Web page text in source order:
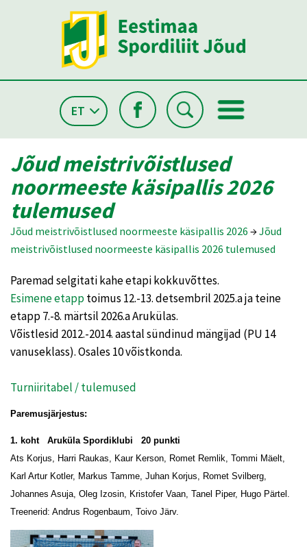
ET
Jõud meistrivõistlused
noormeeste käsipallis 2026
tulemused
Jõud meistrivõistlused noormeeste käsipallis 2026 →Jõud
meistrivõistlused noormeeste käsipallis 2026 tulemused
Paremad selgitati kahe etapi kokkuvõttes.
Esimene etapptoimus 12.-13. detsembril 2025.a ja teine
etapp 7.-8. märtsil 2026.a Arukülas.
Võistlesid 2012.-2014. aastal sündinud mängijad (PU 14
vanuseklass). Osales 10 võistkonda.
Turniiritabel / tulemused
Paremusjärjestus:
1. koht Aruküla Spordiklubi 20 punkti
Ats Korjus, Harri Raukas, Kaur Kerson, Romet Remlik, Tommi Mäelt,
Karl Artur Kotler, Markus Tamme, Juhan Korjus, Romet Svilberg,
Johannes Asuja, Oleg Izosin, Kristofer Vaan, Tanel Piper, Hugo Pärtel.
Treenerid: Andrus Rogenbaum, Toivo Järv.